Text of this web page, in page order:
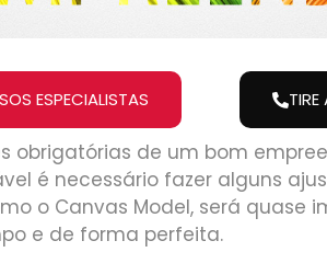
ESPECIALISTAS
obrigatórias de um bom
é necessário fazer alguns
o Canvas Model, será quase
e de forma perfeita.